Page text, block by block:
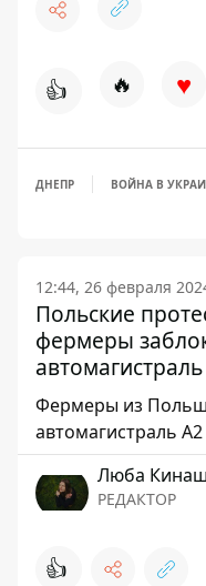
👍 🔥 ♥
ДНЕПР ВОЙНА В
12:44, 26 февраля
Польские
фермеры
Фермеры из
автомагистраль
Люба Кинаш
РЕДАКТОР
👍